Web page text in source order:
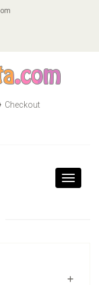
Checkout
Toggle